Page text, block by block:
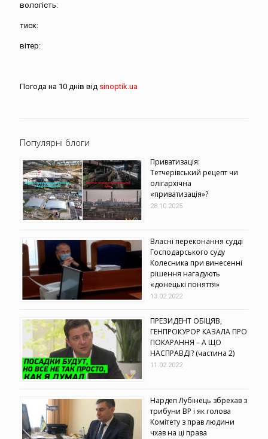
вологість:
тиск:
вітер:
Погода на 10 днів від sinoptik.ua
Популярні блоги
Приватизація:
Тетчерівський рецепт чи
олігархічна
«приватизація»?
28.10.2025
Власні переконання судді
Господарського суду
Колесника при винесенні
рішення нагадують
«донецькі поняття»
13.02.2022
ПРЕЗИДЕНТ ОБІЦЯВ,
ГЕНПРОКУРОР КАЗАЛА ПРО
ПОКАРАННЯ – А ЩО
НАСПРАВДІ? (частина 2)
11.02.2022
Нардеп Лубінець збрехав з
трибуни ВР і як голова
Комітету з прав людини
чхав на ці права